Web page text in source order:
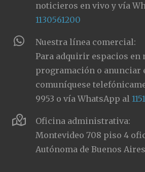
noticieros en vivo y vía
1130561200
Nuestra línea comercial:
Para adquirir espacios en
programación o anunciar
comuníquese
9953 o vía WhatsApp al
Oficina administrativa:
Montevideo 708 piso 4
Autónoma de Buenos